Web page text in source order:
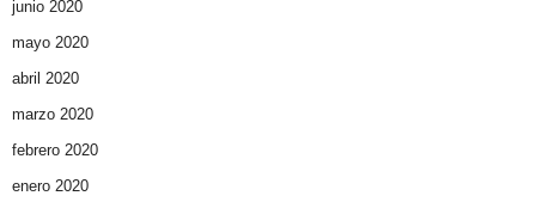
junio 2020
mayo 2020
abril 2020
marzo 2020
febrero 2020
enero 2020